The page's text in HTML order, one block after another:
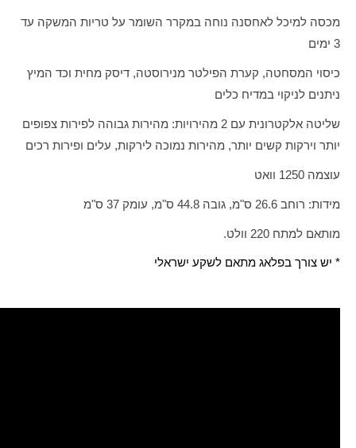
מכסה למיכל לאחסנה נוחה במקרר השומר על טריות המשקה עד
3 ימים
כיסוי המסחטה, קערת הפילטר מנירוסטה, דיסק מחית וכד המיץ
ניתנים לניקוי במדיח כלים
שליטה אלקטרונית עם 2 מהירויות: מהירות גבוהה לפירות צפופים
יותר וירקות קשים יותר, מהירות נמוכה לירקות, עלים ופירות רכים
עוצמה 1250 וואט
מידות: רוחב 26.6 ס"מ, גובה 44.8 ס"מ, עומק 37 ס"מ
מותאם למתח 220 וולט.
* יש צורך בפלאג מתאם לשקע ישראלי